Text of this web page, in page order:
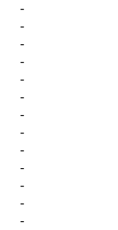
-
-
-
-
-
-
-
-
-
-
-
-
-